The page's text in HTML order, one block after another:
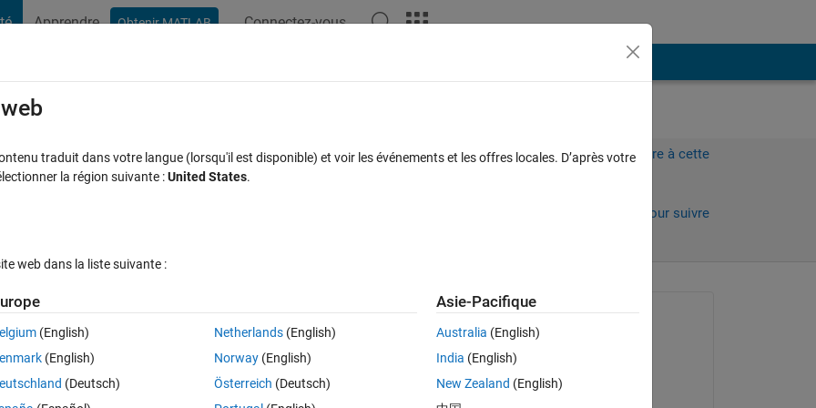
Apprendre Obtenir MATLAB Connectez-vous
analyzer
Connectez-vous pour répondre à cette
Connectez-vous pour suivre
the dsp. and to display on spectrum analyzer. After that, i must
i dont known how import to 'dsp' this signal. in advanced thanks
Erkan
le 29 Mai 2021
traduit dans votre langue (lorsqu'il est disponible) et voir les événements et les offres locales. D’après votre
la région suivante :United States.
web dans la liste suivante :
(English)
(English)
(Deutsch)
Netherlands(English)
Norway(English)
Österreich (Deutsch)
Asie-Pacifique
Australia (English)
India (English)
New Zealand (English)